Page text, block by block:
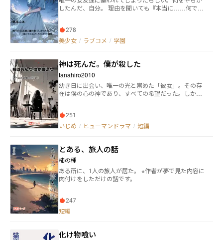
したんだ、自分。 理由を聞いても『本当に……何でも
278
美少女 / ラブコメ / 学園
神は死んだ。僕が殺した
tanahiro2010
幼き日に出会い、唯一の光と崇めた「彼女」。その存
在は僕の心の神であり、すべての希望だった。しか
め、神への叛逆を決意する。だが、その行動はまた新
たな痛みを生み、僕は自らの手で希望を葬ることにな
251
いじめ / ヒューマンドラマ / 短編
とある、旅人の話
柿の種
ある所に、1人の旅人が居た。 ※作者が夢で見た内容に
肉付けをしただけの話です。
247
短編
化け物喰い